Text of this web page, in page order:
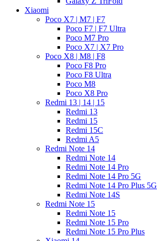
Xiaomi
Poco X7 | M7 | F7
Poco F7 | F7 Ultra
Poco M7 Pro
Poco X7 | X7 Pro
Poco X8 | M8 | F8
Poco F8 Pro
Poco F8 Ultra
Poco M8
Poco X8 Pro
Redmi 13 | 14 | 15
Redmi 13
Redmi 15
Redmi 15C
Redmi A5
Redmi Note 14
Redmi Note 14
Redmi Note 14 Pro
Redmi Note 14 Pro 5G
Redmi Note 14 Pro Plus 5G
Redmi Note 14S
Redmi Note 15
Redmi Note 15
Redmi Note 15 Pro
Redmi Note 15 Pro Plus